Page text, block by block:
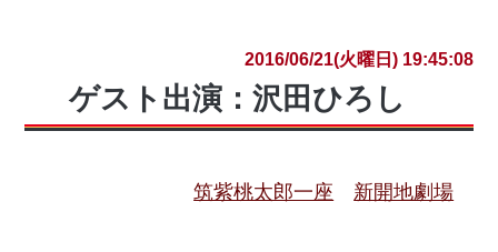
2016/06/21(火曜日) 19:45:08
ゲスト出演：沢田ひろし
筑紫桃太郎一座 新開地劇場